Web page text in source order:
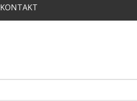
KONTAKT